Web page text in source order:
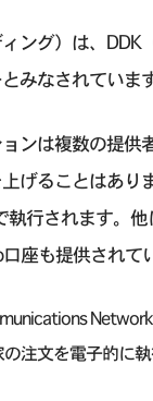
ング）は、
みなされています
ンは複数の提
げることはあり
行されます。
座も提供されて
注文を電子的に